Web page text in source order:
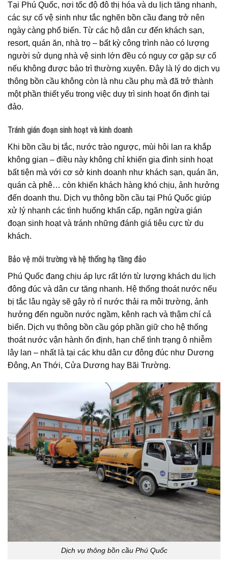
Tại Phú Quốc, nơi tốc độ đô thị hóa và du lịch tăng nhanh,
các sự cố vệ sinh như tắc nghẽn bồn cầu đang trở nên
ngày càng phổ biến. Từ các hộ dân cư đến khách sạn,
resort, quán ăn, nhà trọ – bất kỳ công trình nào có lượng
người sử dụng nhà vệ sinh lớn đều có nguy cơ gặp sự cố
nếu không được bảo trì thường xuyên. Đây là lý do dịch vụ
thông bồn cầu không còn là nhu cầu phụ mà đã trở thành
một phần thiết yếu trong việc duy trì sinh hoạt ổn định tại
đảo.
Tránh gián đoạn sinh hoạt và kinh doanh
Khi bồn cầu bị tắc, nước trào ngược, mùi hôi lan ra khắp
không gian – điều này không chỉ khiến gia đình sinh hoạt
bất tiện mà với cơ sở kinh doanh như khách sạn, quán ăn,
quán cà phê… còn khiến khách hàng khó chịu, ảnh hưởng
đến doanh thu. Dịch vụ thông bồn cầu tại Phú Quốc giúp
xử lý nhanh các tình huống khẩn cấp, ngăn ngừa gián
đoạn sinh hoạt và tránh những đánh giá tiêu cực từ du
khách.
Bảo vệ môi trường và hệ thống hạ tầng đảo
Phú Quốc đang chịu áp lực rất lớn từ lượng khách du lịch
đông đúc và dân cư tăng nhanh. Hệ thống thoát nước nếu
bị tắc lâu ngày sẽ gây rò rỉ nước thải ra môi trường, ảnh
hưởng đến nguồn nước ngầm, kênh rạch và thậm chí cả
biển. Dịch vụ thông bồn cầu góp phần giữ cho hệ thống
thoát nước vận hành ổn định, hạn chế tình trạng ô nhiễm
lây lan – nhất là tại các khu dân cư đông đúc như Dương
Đông, An Thới, Cửa Dương hay Bãi Trường.
Dịch vụ thông bồn cầu Phú Quốc